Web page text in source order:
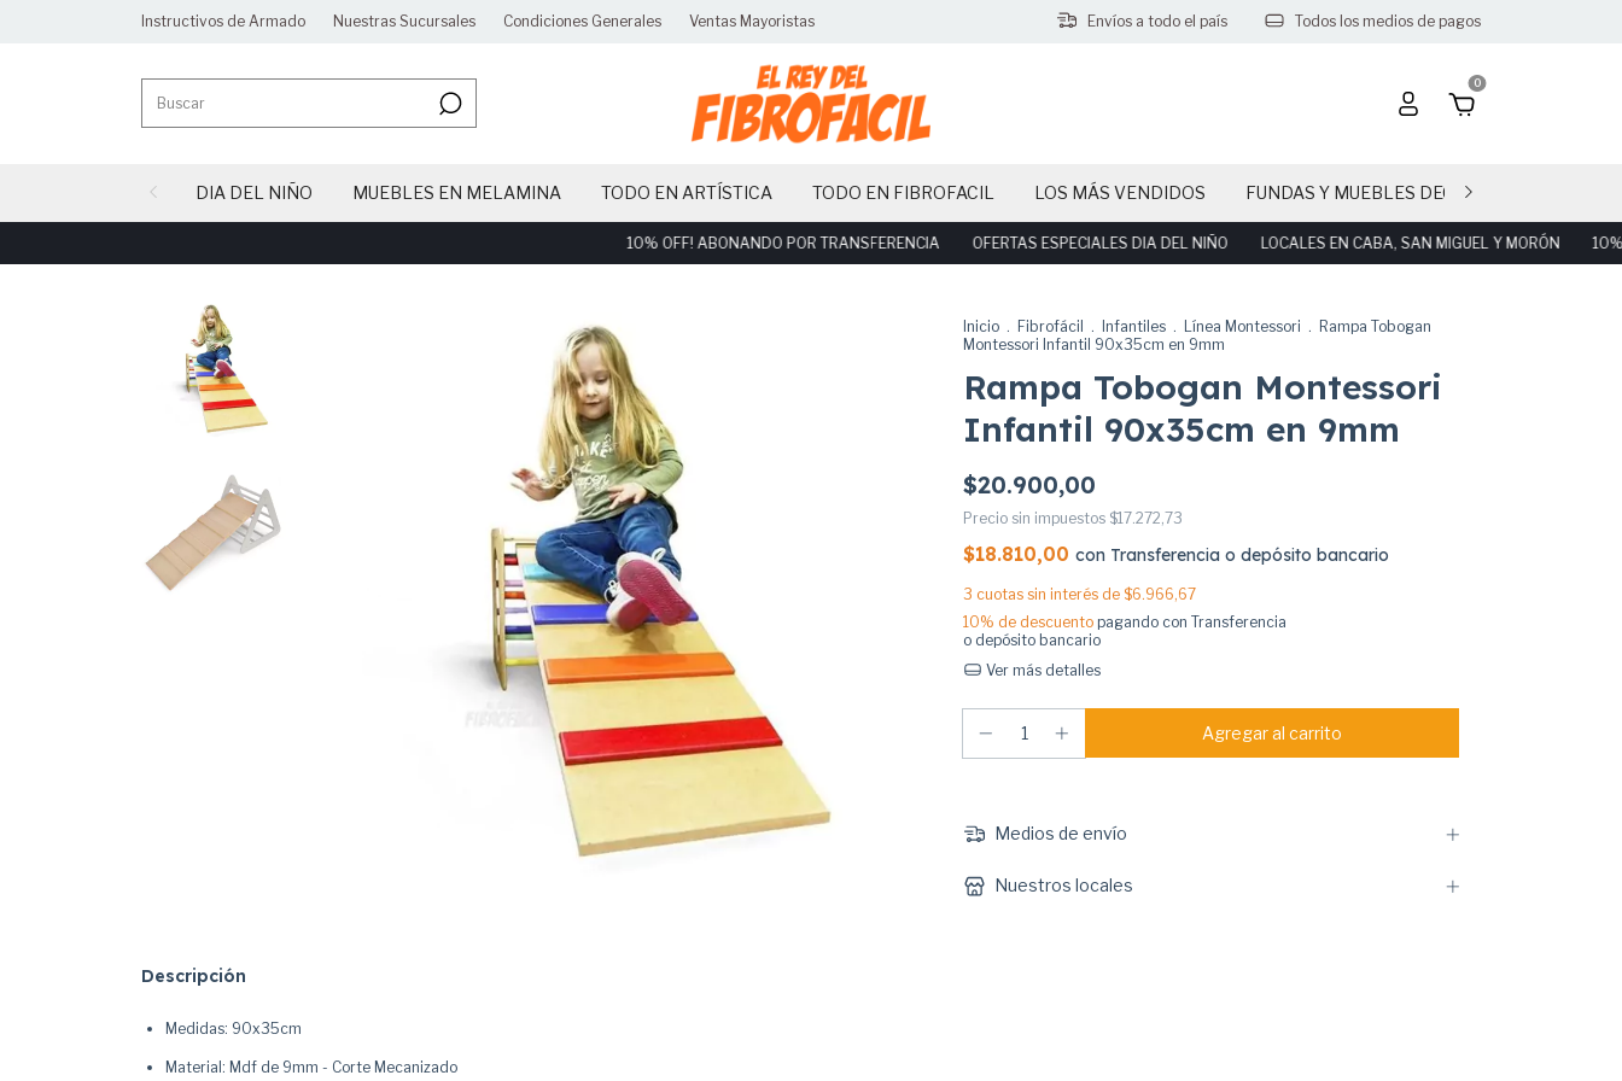
Instructivos de Armado Nuestras Sucursales Condiciones Generales Ventas Mayoristas Envíos a todo el país Todos los medios de pagos
0
DIA DEL NIÑO MUEBLES EN MELAMINA TODO EN ARTÍSTICA TODO EN FIBROFACIL LOS MÁS VENDIDOS FUNDAS Y MUEBLES DECO PARTY
10% OFF! ABONANDO POR TRANSFERENCIA OFERTAS ESPECIALES DIA DEL NIÑO LOCALES EN CABA, SAN MIGUEL Y MORÓN 10%
Inicio . Fibrofácil . Infantiles . Línea Montessori . Rampa Tobogan
Montessori Infantil 90x35cm en 9mm
Rampa Tobogan Montessori
Infantil 90x35cm en 9mm
$20.900,00
Precio sin impuestos $17.272,73
$18.810,00 con Transferencia o depósito bancario
3 cuotas sin interés de $6.966,67
10% de descuento pagando con Transferencia
o depósito bancario
Ver más detalles
Medios de envío
Nuestros locales
Descripción
Medidas: 90x35cm
Material: Mdf de 9mm - Corte Mecanizado